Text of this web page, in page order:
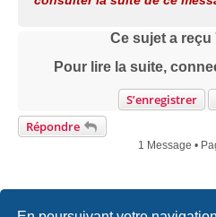
Ce sujet a reçu
Pour lire la suite,
S’enregistrer
Répondre
1 Message •